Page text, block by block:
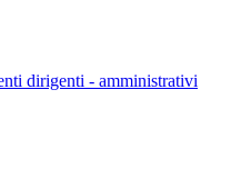
dirigenti - amministrativi